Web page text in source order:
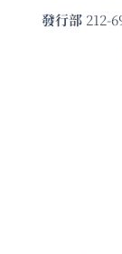
發⾏部 212-